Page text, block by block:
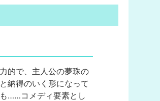
的で、主人公の夢珠の
納得のいく形になって
……コメディ要素とし